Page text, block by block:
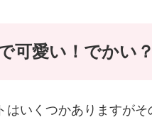
可愛い！でかい？
いくつかありますが